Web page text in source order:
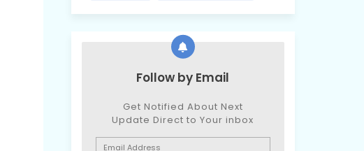
Follow by Email
Get Notified About Next
Update Direct to Your inbox